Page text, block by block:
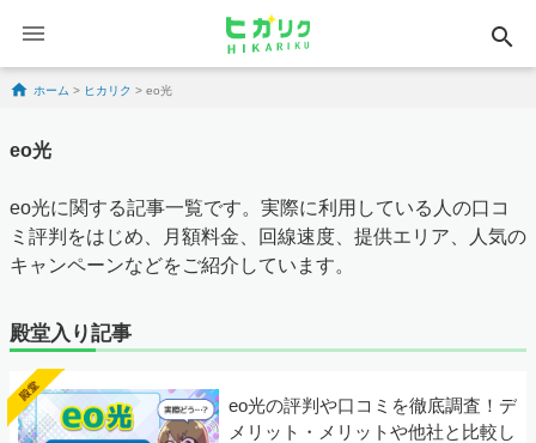
search
Skip to content
ホーム > ヒカリク > eo光
eo光
eo光に関する記事一覧です。実際に利用している人の口コ
ミ評判をはじめ、月額料金、回線速度、提供エリア、人気の
キャンペーンなどをご紹介しています。
殿堂入り記事
eo光の評判や口コミを徹底調査！デ
メリット・メリットや他社と比較し